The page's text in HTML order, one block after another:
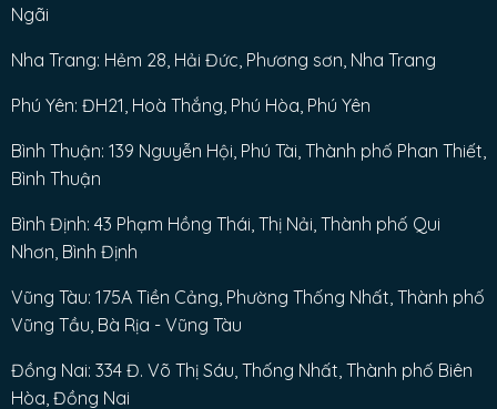
Ngãi
Nha Trang: Hẻm 28, Hải Đức, Phương sơn, Nha Trang
Phú Yên: ĐH21, Hoà Thắng, Phú Hòa, Phú Yên
Bình Thuận: 139 Nguyễn Hội, Phú Tài, Thành phố Phan Thiết,
Bình Thuận
Bình Định: 43 Phạm Hồng Thái, Thị Nải, Thành phố Qui
Nhơn, Bình Định
Vũng Tàu: 175A Tiền Cảng, Phường Thống Nhất, Thành phố
Vũng Tầu, Bà Rịa - Vũng Tàu
Đồng Nai: 334 Đ. Võ Thị Sáu, Thống Nhất, Thành phố Biên
Hòa, Đồng Nai